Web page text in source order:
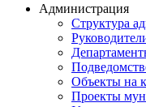
Администрация
Структура
Объекты на
Проекты